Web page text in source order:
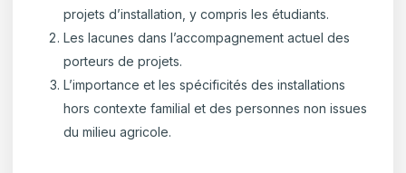
projets d’installation, y compris les étudiants.
Les lacunes dans l’accompagnement actuel des
porteurs de projets.
L’importance et les spécificités des installations
hors contexte familial et des personnes non issues
du milieu agricole.